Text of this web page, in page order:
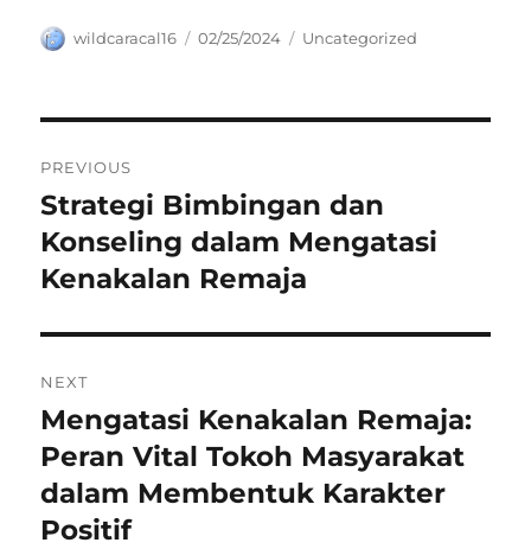
Author
wildcaracal16
Posted
02/25/2024 Categories
Uncategorized
pos
PREVIOUS
Previous
post:
Strategi Bimbingan dan
Konseling dalam Mengatasi
Kenakalan Remaja
NEXT
Next
post:
Mengatasi Kenakalan Remaja:
Peran Vital Tokoh Masyarakat
dalam Membentuk Karakter
Positif